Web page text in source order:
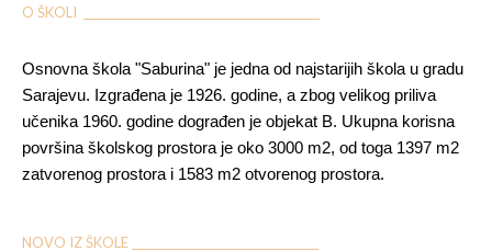
O ŠKOLI ___________________________________________
Osnovna škola "Saburina" je jedna od najstarijih škola u gradu
Sarajevu. Izgrađena je 1926. godine, a zbog velikog priliva
učenika 1960. godine dograđen je objekat B. Ukupna korisna
površina školskog prostora je oko 3000 m2, od toga 1397 m2
zatvorenog prostora i 1583 m2 otvorenog prostora.
NOVO IZ ŠKOLE __________________________________